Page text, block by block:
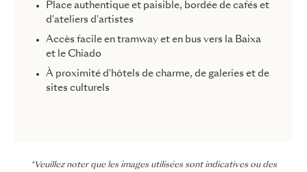
Place authentique et paisible, bordée de cafés et
d'ateliers d'artistes
Accès facile en tramway et en bus vers la Baixa
et le Chiado
À proximité d'hôtels de charme, de galeries et de
sites culturels
*Veuillez noter que les images utilisées sont indicatives ou des